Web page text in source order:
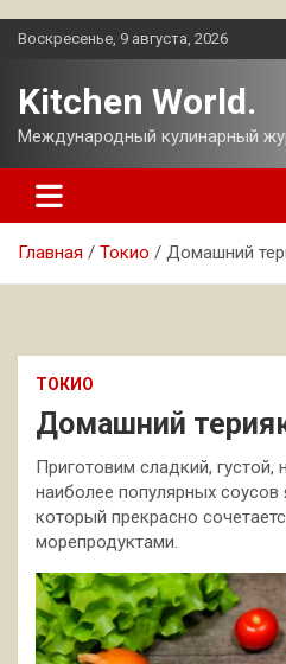
Перейти
Воскресенье, 9 августа, 2026
Kitchen World.
Международный кулинарный
Главная Токио Домашний
ТОКИО
Домашний
Приготовим сладкий,
наиболее популярных соусов
который прекрасно
морепродуктами.